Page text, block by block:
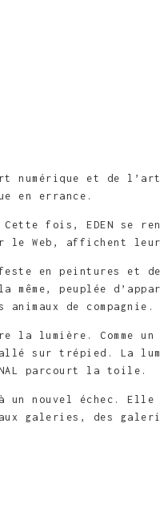
et de l’art
en errance.
fois, EDEN se
le Web, affichent
en peintures et
la même, peuplée
de compagnie.
la lumière.
sur trépied. La
parcourt la toile.
un nouvel échec.
galeries, des